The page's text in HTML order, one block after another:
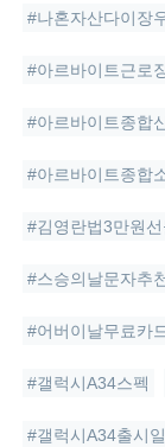
#나혼자산다이장
#아르바이트근로
#아르바이트종합
#아르바이트종합
#김영란법3만원선
#스승의날문자추
#어버이날무료카
#갤럭시A34스펙
#갤럭시A34출시일